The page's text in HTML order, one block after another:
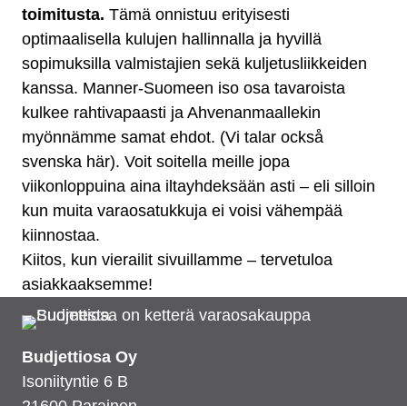
toimitusta. Tämä onnistuu erityisesti
optimaalisella kulujen hallinnalla ja hyvillä
sopimuksilla valmistajien sekä kuljetusliikkeiden
kanssa. Manner-Suomeen iso osa tavaroista
kulkee rahtivapaasti ja Ahvenanmaallekin
myönnämme samat ehdot. (Vi talar också
svenska här). Voit soitella meille jopa
viikonloppuina aina iltayhdeksään asti – eli silloin
kun muita varaosatukkuja ei voisi vähempää
kiinnostaa.
Kiitos, kun vierailit sivuillamme – tervetuloa
asiakkaaksemme!
Budjettiosa Oy
Isoniityntie 6 B